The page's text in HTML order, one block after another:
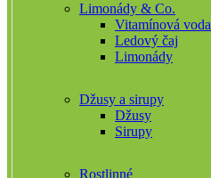
Limonády & Co.
Vitamínová voda
Ledový čaj
Limonády
Džusy a sirupy
Džusy
Sirupy
Rostlinné